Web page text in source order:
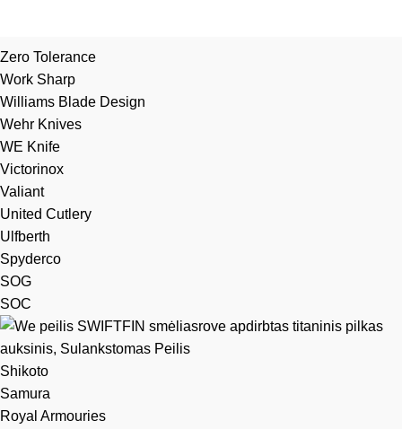
Zero Tolerance
Work Sharp
Williams Blade Design
Wehr Knives
WE Knife
Victorinox
Valiant
United Cutlery
Ulfberth
Spyderco
SOG
SOC
Shikoto
Samura
Royal Armouries